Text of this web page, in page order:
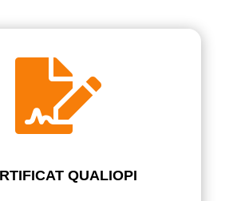

QUALIOPI